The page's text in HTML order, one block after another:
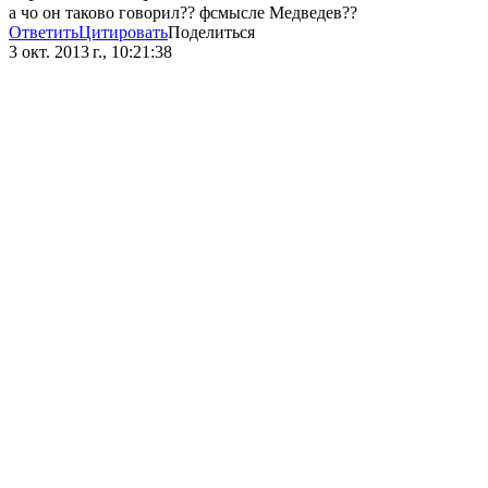
a чо он таково говорил?? фсмысле Медведев??
ОтветитьЦитироватьПоделиться
3 окт. 2013 г., 10:21:38